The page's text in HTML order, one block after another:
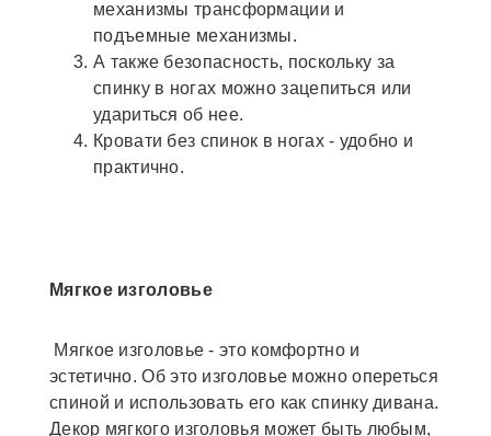
механизмы трансформации и
подъемные механизмы.
А также безопасность, поскольку за
спинку в ногах можно зацепиться или
удариться об нее.
Кровати без спинок в ногах - удобно и
практично.
Мягкое изголовье
Мягкое изголовье - это комфортно и
эстетично. Об это изголовье можно опереться
спиной и использовать его как спинку дивана.
Декор мягкого изголовья может быть любым,